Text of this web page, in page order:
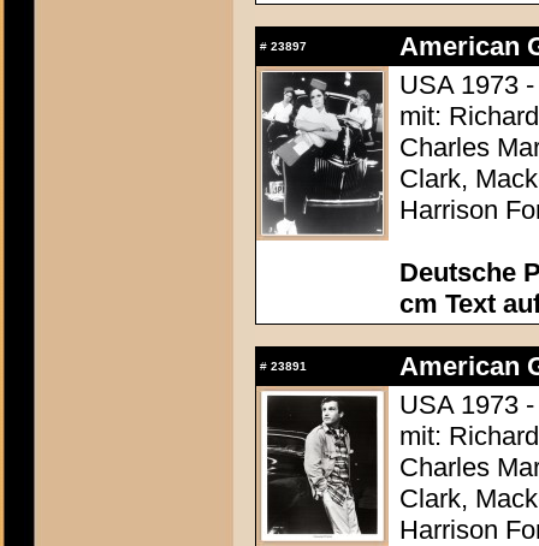
# 23897
American
USA 1973
mit:
Charles
Clark,
Harrison
Deutsche
cm Text
# 23891
American
USA 1973
mit:
Charles
Clark,
Harrison